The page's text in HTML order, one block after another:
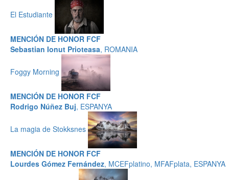
El Estudiante
MENCIÓN DE HONOR FCF
Sebastian Ionut Prioteasa, ROMANIA
Foggy Morning
MENCIÓN DE HONOR FCF
Rodrigo Núñez Buj, ESPANYA
La magia de Stokksnes
MENCIÓN DE HONOR FCF
Lourdes Gómez Fernández, MCEFplatino, MFAFplata, ESPANYA